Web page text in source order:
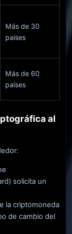
Más de 30
países
Más de 60
países
al
solicita un
la criptomoneda
de cambio del